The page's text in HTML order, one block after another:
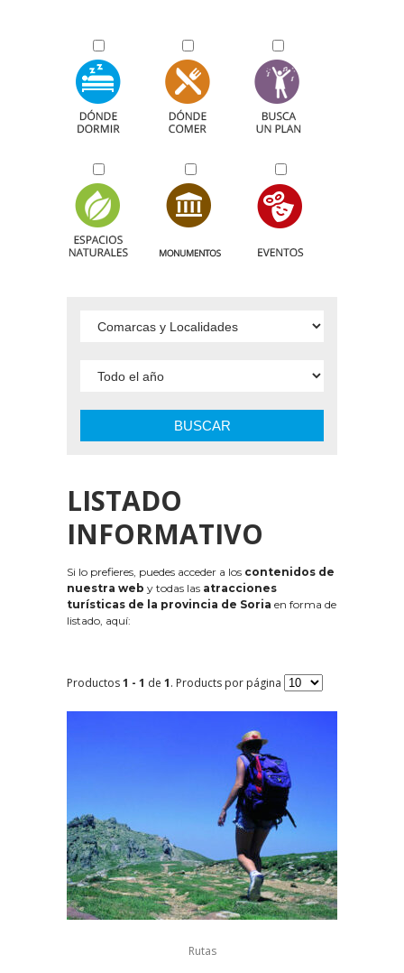
BUSCAR
LISTADO
INFORMATIVO
Si lo prefieres, puedes acceder a los contenidos de
nuestra web y todas las atracciones
turísticas de la provincia de Soria en forma de
listado, aquí:
Productos1 - 1 de 1. Products por página
Rutas